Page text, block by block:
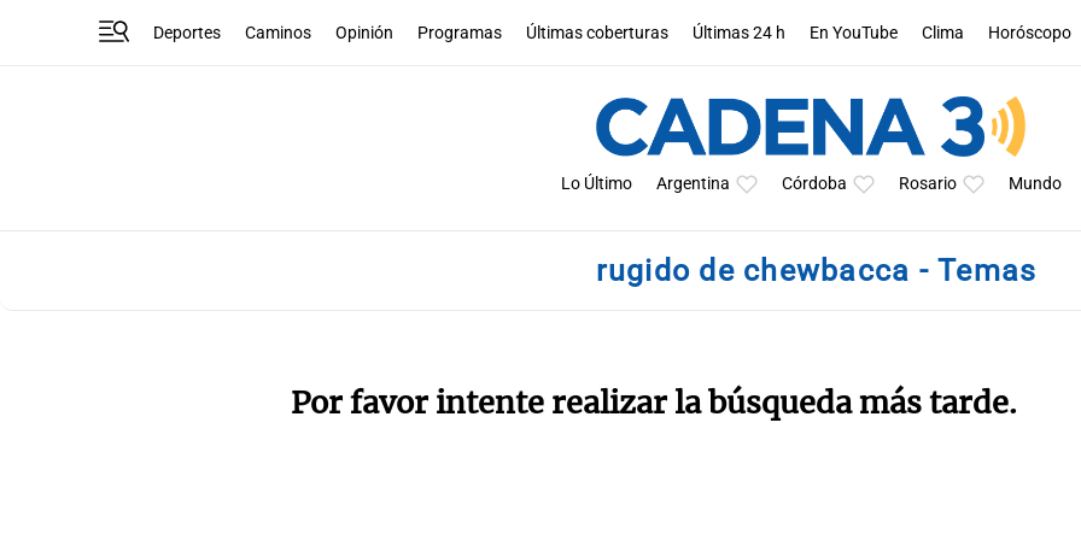
Deportes Caminos Opinión Programas Últimas coberturas Últimas 24 h En YouTube Clima Horóscopo
Lo Último Argentina Córdoba Rosario Mundo
rugido de chewbacca - Temas
Por favor intente realizar la búsqueda más tarde.